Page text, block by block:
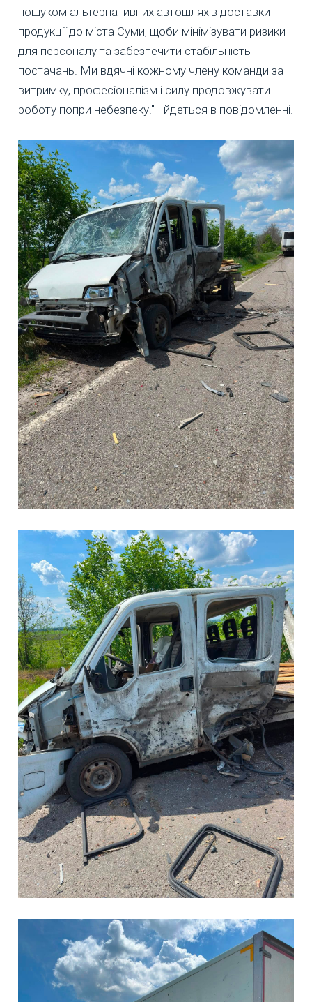
пошуком альтернативних автошляхів доставки
продукції до міста Суми, щоби мінімізувати ризики
для персоналу та забезпечити стабільність
постачань. Ми вдячні кожному члену команди за
витримку, професіоналізм і силу продовжувати
роботу попри небезпеку!" - йдеться в повідомленні.